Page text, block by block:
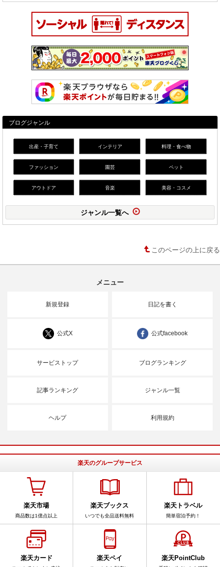
ブログジャンル
出産・子育て インテリア 料理・食べ物
ファッション 園芸 ペット
アウトドア 音楽 美容・コスメ
ジャンル一覧へ
このページの上に戻る
メニュー
新規登録 日記を書く
公式X 公式facebook
サービストップ ブログランキング
記事ランキング ジャンル一覧
ヘルプ 利用規約
楽天のグループサービス
楽天市場
商品数は1億点以上
楽天ブックス
いつでも全品送料無料
楽天トラベル
簡単宿泊予約！
楽天カード 楽天ペイ 楽天PointClub